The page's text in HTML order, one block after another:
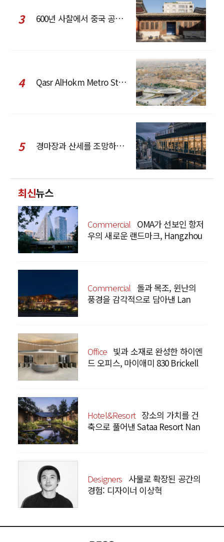
3 600년 사찰에서 중국 공예와 현대 패션을 직조한 ZARA x Fanglu Lin Pop-Up
4 Qasr AlHokm Metro Station, 구도심과 현대 공공 인프라의 접점을 제안하다
5 경마장과 산세를 조망하는 CCD Hong Kong Creative Center
최신뉴스
Commercial OMA가 선보인 항저
우의 새로운 랜드마크, Hangzhou
Commercial 돌과 목조, 윈난의
풍경을 감각적으로 담아낸 Lan
Office 빛과 소재로 완성한 하이엔
드 오피스, 마이애미 830 Brickell
Hotel&Resort 장소의 가치를 건
축으로 풀어낸 Sataa Resort Nan
Designers 사물로 확장된 공간의
경험: 디자이너 이상혁